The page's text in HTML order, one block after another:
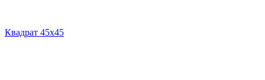
Квадрат 45х45